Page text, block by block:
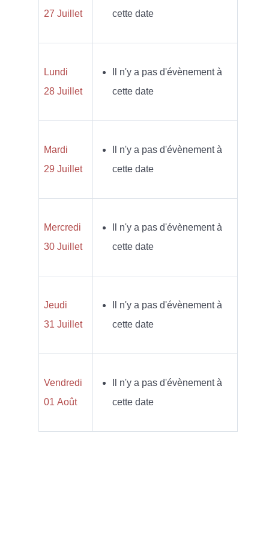
27 Juillet
cette date
Lundi
28 Juillet
Il n'y a pas d'évènement à
cette date
Mardi
29 Juillet
Il n'y a pas d'évènement à
cette date
Mercredi
30 Juillet
Il n'y a pas d'évènement à
cette date
Jeudi
31 Juillet
Il n'y a pas d'évènement à
cette date
Vendredi
01 Août
Il n'y a pas d'évènement à
cette date